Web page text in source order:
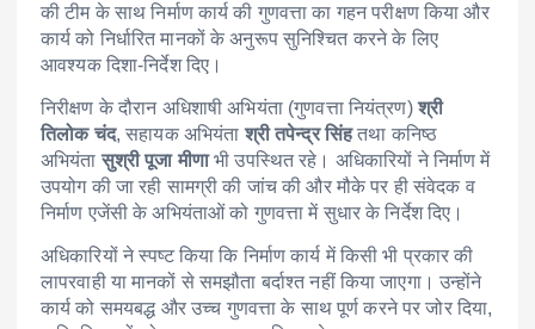
की टीम के साथ निर्माण कार्य की गुणवत्ता का गहन परीक्षण किया और
कार्य को निर्धारित मानकों के अनुरूप सुनिश्चित करने के लिए
आवश्यक दिशा-निर्देश दिए।
निरीक्षण के दौरान अधिशाषी अभियंता (गुणवत्ता नियंत्रण)श्री
तिलोक चंद, सहायक अभियंताश्री तपेन्द्र सिंहतथा कनिष्ठ
अभियंतासुश्री पूजा मीणाभी उपस्थित रहे। अधिकारियों ने निर्माण में
उपयोग की जा रही सामग्री की जांच की और मौके पर ही संवेदक व
निर्माण एजेंसी के अभियंताओं को गुणवत्ता में सुधार के निर्देश दिए।
अधिकारियों ने स्पष्ट किया कि निर्माण कार्य में किसी भी प्रकार की
लापरवाही या मानकों से समझौता बर्दाश्त नहीं किया जाएगा। उन्होंने
कार्य को समयबद्ध और उच्च गुणवत्ता के साथ पूर्ण करने पर जोर दिया,